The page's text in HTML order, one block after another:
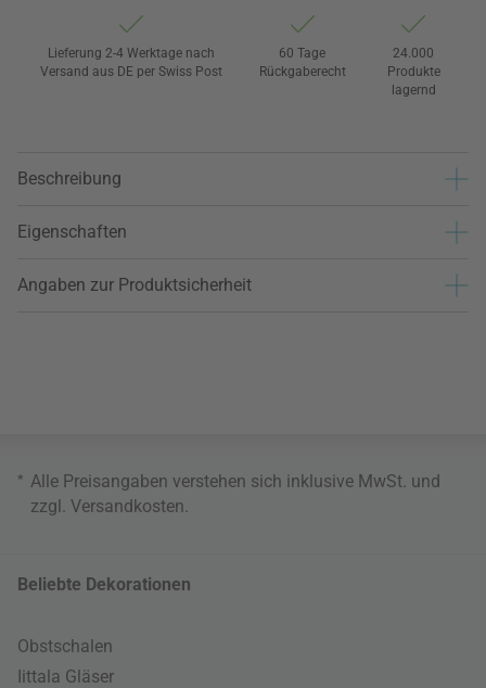
Lieferung 2-4 Werktage nach
Versand aus DE per Swiss Post
60 Tage
Rückgaberecht
24.000
Produkte
lagernd
Beschreibung
Eigenschaften
Angaben zur Produktsicherheit
* Alle Preisangaben verstehen sich inklusive MwSt. und
zzgl. Versandkosten
Beliebte Dekorationen
Obstschalen
Iittala Gläser